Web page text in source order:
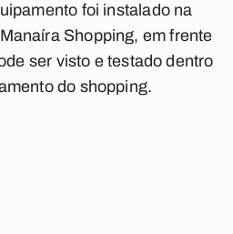
foi instalado na
Shopping, em frente
ser visto e testado dentro
do shopping.